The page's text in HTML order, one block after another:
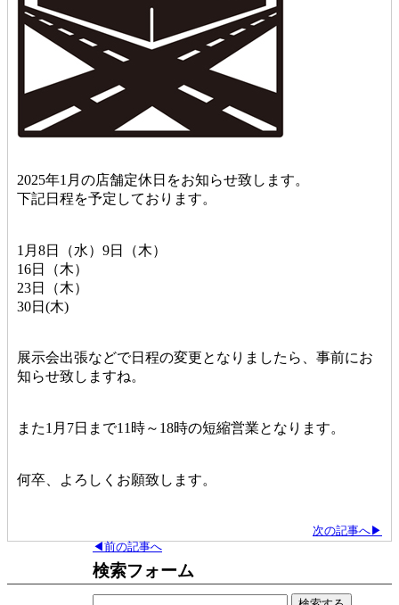
2025年1月の店舗定休日をお知らせ致します。
下記日程を予定しております。
1月8日（水）9日（木）
16日（木）
23日（木）
30日(木)
展示会出張などで日程の変更となりましたら、事前にお
知らせ致しますね。
また1月7日まで11時～18時の短縮営業となります。
何卒、よろしくお願致します。
次の記事へ▶
◀前の記事へ
検索フォーム